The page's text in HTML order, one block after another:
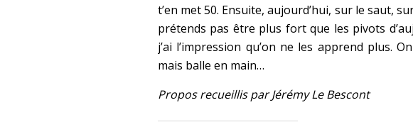
t’en met 50. Ensuite, aujourd’hui, sur le saut,
prétends pas être plus fort que les pivots
j’ai l’impression qu’on ne les apprend plus.
mais balle en main…
Propos recueillis par Jérémy Le Bescont